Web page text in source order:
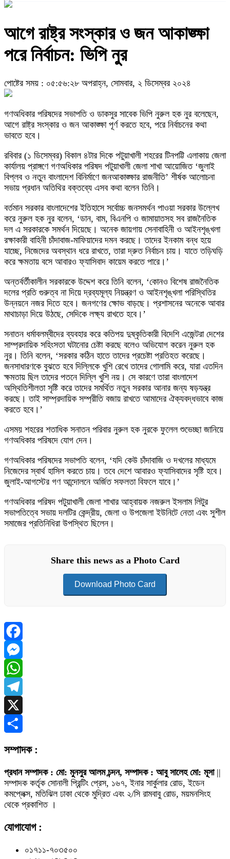
আগে রাষ্ট্র সংস্কার ও জন আকাঙ্ক্ষা
পরে নির্বাচন: ভিপি নুর
পোষ্টের সময় : ০৫:৫৬:২৮ অপরাহ্ন, সোমবার, ২ ডিসেম্বর ২০২৪
গণঅধিকার পরিষদের সভাপতি ও ডাকসুর সাবেক ভিপি নুরুল হক নুর বলেছেন,
আগে রাষ্ট্র সংস্কার ও জন আকাঙ্ক্ষা পূর্ণ করতে হবে, পরে নির্বাচনের কথা
ভাবতে হবে।
রবিবার (১ ডিসেম্বর) বিকাল ৪টার দিকে পটুয়াখালী শহরের টিনপট্টি এলাকায় জেলা
কার্যালয় প্রাঙ্গণে গণঅধিকার পরিষদ পটুয়াখালী জেলা শাখা আয়োজিত ‘জুলাই
বিপ্লব ও নতুন বাংলাদেশ বিনির্মাণে জনআকাঙ্ক্ষার রাজনীতি’ শীর্ষক আলোচনা
সভায় প্রধান অতিথির বক্তব্যে এসব কথা বলেন তিনি।
বর্তমান সরকার বাংলাদেশের ইতিহাসে সর্বোচ্চ জনসমর্থন পাওয়া সরকার উল্লেখ
করে নুরুল হক নুর বলেন, ‘ডান, বাম, বিএনপি ও জামায়াতসহ সব রাজনৈতিক
দল এ সরকারকে সমর্থন দিয়েছে। অনেক জায়গায় সেনাবাহিনী ও আইনশৃঙ্খলা
রক্ষাকারী বাহিনী চাঁদাবাজ-মাফিয়াদের দমন করছে। তাদের ইনকাম বন্ধ হয়ে
যাচ্ছে, নিজেদের অবস্থান ধরে রাখতে, তারা দ্রুত নির্বাচন চায়। যাতে তড়িঘড়ি
করে ক্ষমতায় বসে আবারও ফ্যাসিবাদ কায়েম করতে পারে।’
অন্তর্বর্তীকালীন সরকারকে উদ্দেশ করে তিনি বলেন, ‘কোনও বিশেষ রাজনৈতিক
দলের প্রতি গুরুত্ব না দিয়ে দ্রব্যমূল্য নিয়ন্ত্রণ ও আইনশৃঙ্খলা পরিস্থিতির
উন্নয়নে নজর দিতে হবে। জনগণের ক্ষোভ বাড়ছে। প্রশাসনের অনেকে আবার
মাথাচাড়া দিয়ে উঠছে, সেদিকে লক্ষ্য রাখতে হবে।’
সনাতন ধর্মাবলম্বীদের ব্যবহার করে কতিপয় দুষ্কৃতিকারী বিদেশি এজেন্টরা দেশের
সাম্প্রদায়িক সহিংসতা ঘটানোর চেষ্টা করছে বলেও অভিযোগ করেন নুরুল হক
নুর। তিনি বলেন, ‘সরকার কঠিন হাতে তাদের প্রচেষ্টা প্রতিহত করেছে।
জনসাধারণকে বুঝতে হবে দিল্লিকে খুশি রেখে তাদের গোলামি করে, যারা এতদিন
ক্ষমতায় ছিল তাদের পতনে দিল্লি খুশি নয়। সে কারণে তারা বাংলাদেশ
অস্থিতিশীলতা সৃষ্টি করে তাদের সমর্থিত নতুন সরকার আনার জন্য ষড়যন্ত্র
করছে। তাই সাম্প্রদায়িক সম্প্রীতি বজায় রাখতে আমাদের ঐক্যবদ্ধভাবে কাজ
করতে হবে।’
এসময় শহরের শতাধিক সনাতন পরিবার নুরুল হক নুরকে ফুলেল শুভেচ্ছা জানিয়ে
গণঅধিকার পরিষদে যোগ দেন।
গণঅধিকার পরিষদের সভাপতি বলেন, ‘যদি কেউ চাঁদাবাজি ও দখলের মাধ্যমে
নিজেদের স্বার্থ হাসিল করতে চায়। তবে দেশে আবারও ফ্যাসিবাদের সৃষ্টি হবে।
জুলাই-আগস্টের গণ আন্দোলনে অর্জিত সফলতা বিফলে যাবে।’
গণঅধিকার পরিষদ পটুয়াখালী জেলা শাখার আহ্বায়ক নজরুল ইসলাম লিটুর
সভাপতিত্বে সভায় দলটির কেন্দ্রীয়, জেলা ও উপজেলা ইউনিটে নেতা এবং সুশীল
সমাজের প্রতিনিধিরা উপস্থিত ছিলেন।
Share this news as a Photo Card
Download Photo Card
Facebook
Messenger
WhatsApp
Telegram
X
সম্পাদক :
প্রধান সম্পাদক : মো: মুনসুর আলম চন্দন, সম্পাদক : আবু সালেহ মো: মূসা||
সম্পাদক কর্তৃক সোনালী প্রিন্টিং প্রেস, ১৬৭, ইনার সার্কুলার রোড, ইডেন
কমপ্লেক্স, মতিঝিল ঢাকা থেকে মুদ্রিত এবং ২/সি রামবাবু রোড, ময়মনসিংহ
থেকে প্রকাশিত ।
যোগাযোগ :
০১৭১১-৭০৩৫০০